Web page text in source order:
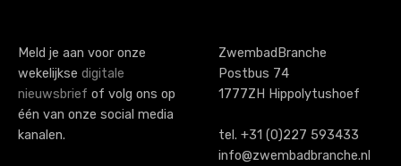
s
n
a
Meld je aan voor onze
wekelijkse digitale
nieuwsbrief of volg ons op
één van onze social media
kanalen.
ZwembadBranche
Postbus 74
1777ZH Hippolytushoef
tel. +31 (0)227 593433
info@zwembadbranche.nl